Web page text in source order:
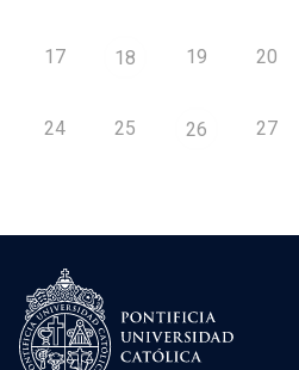
17 18 19 20
24 25 26 27